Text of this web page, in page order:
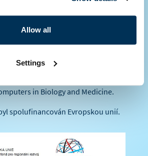
Allow all
Settings
Ph.D. z katedry informatiky a
Fakulty aplikovaných věd
univerzity v Plzni.
in Biology and Medicine.
spolufinancován Evropskou unií.